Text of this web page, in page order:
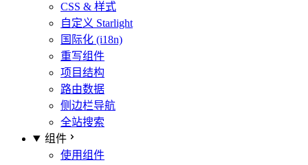
CSS & 样式
自定义 Starlight
国际化 (i18n)
重写组件
项目结构
路由数据
侧边栏导航
全站搜索
组件
使用组件